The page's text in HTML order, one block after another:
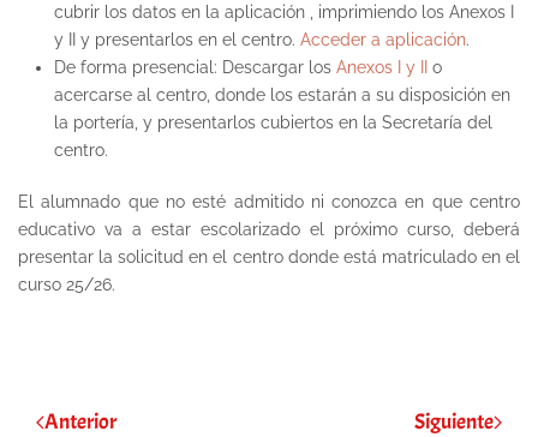
cubrir los datos en la aplicación , imprimiendo los Anexos I
y II y presentarlos en el centro. Acceder a aplicación.
De forma presencial: Descargar los Anexos I y II
o
acercarse al centro, donde los estarán a su disposición en
la portería, y presentarlos cubiertos en la Secretaría del
centro.
El alumnado que no esté admitido ni conozca en que centro
educativo va a estar escolarizado el próximo curso, deberá
presentar la solicitud en el centro donde está matriculado en el
curso 25/26.
Anterior Siguiente